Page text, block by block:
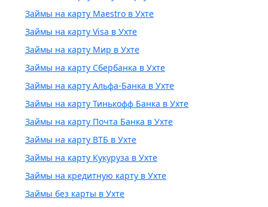
Займы на карту Maestro в Ухте
Займы на карту Visa в Ухте
Займы на карту Мир в Ухте
Займы на карту Сбербанка в Ухте
Займы на карту Альфа-Банка в Ухте
Займы на карту Тинькофф Банка в Ухте
Займы на карту Почта Банка в Ухте
Займы на карту ВТБ в Ухте
Займы на карту Кукуруза в Ухте
Займы на кредитную карту в Ухте
Займы без карты в Ухте